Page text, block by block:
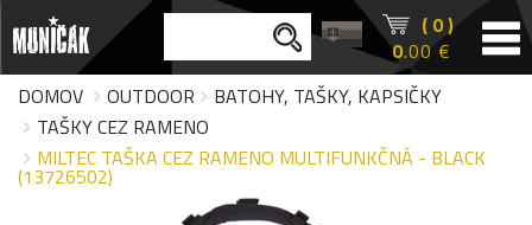
( 0 )
0.00 €
DOMOV
OUTDOOR
BATOHY, TAŠKY, KAPSIČKY
TAŠKY CEZ RAMENO
MILTEC TAŠKA CEZ RAMENO MULTIFUNKČNÁ - BLACK
(13726502)